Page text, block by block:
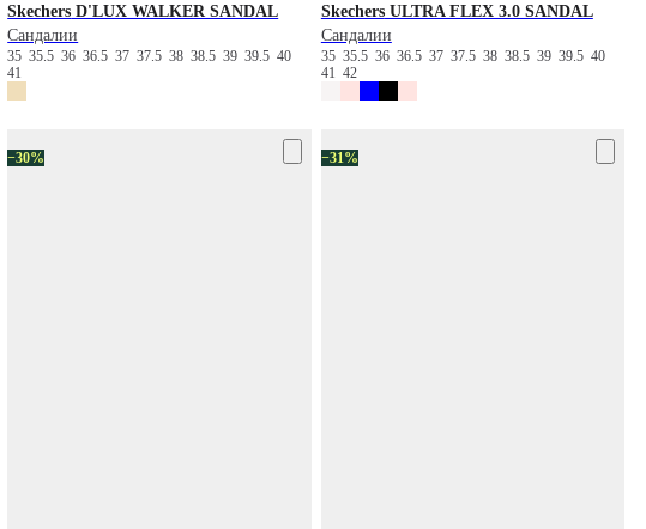
Skechers D'LUX WALKER SANDAL
Сандалии
3535.53636.53737.53838.53939.540
41
SkechersULTRA FLEX 3.0 SANDAL
Сандалии
35 35.5 36 36.5 37 37.5 38 38.5 39 39.5 40
41 42
−30% −31%